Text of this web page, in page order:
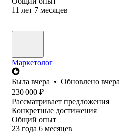
11 лет 7 месяцев
Маркетолог
Была вчера • Обновлено вчера
230 000 ₽
Рассматривает предложения
Конкретные достижения
Общий опыт
23 года 6 месяцев